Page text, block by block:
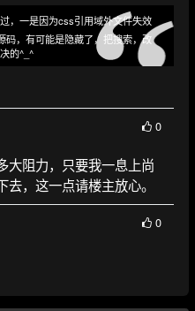
，一是因为css引用域外文件失效
码，有可能是隐藏了，把搜索，改
的^_^
0
大阻力，只要我一息上尚
，这一点请楼主放心。
0